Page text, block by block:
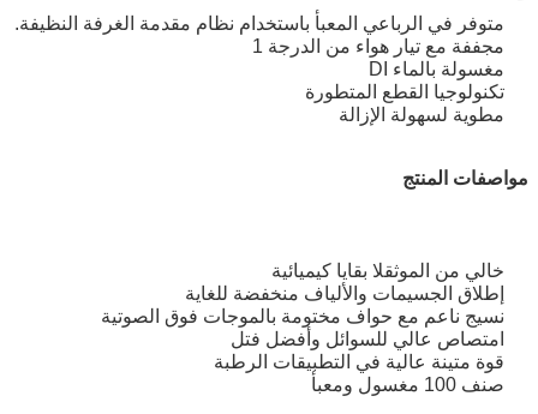
متوفر في الرباعي المعبأ باستخدام نظام مقدمة الغرفة النظيفة.
مجففة مع تيار هواء من الدرجة 1
مغسولة بالماء DI
تكنولوجيا القطع المتطورة
مطوية لسهولة الإزالة
مواصفات المنتج
خالي من الموثقلا بقايا كيميائية
إطلاق الجسيمات والألياف منخفضة للغاية
نسيج ناعم مع حواف مختومة بالموجات فوق الصوتية
امتصاص عالي للسوائل وأفضل فتل
قوة متينة عالية في التطبيقات الرطبة
صنف 100 مغسول ومعبأ